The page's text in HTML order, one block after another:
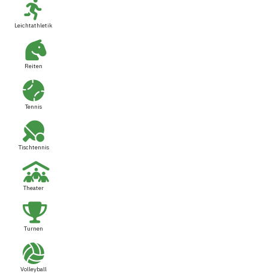
Leichtathletik
Reiten
Tennis
Tischtennis
Theater
Turnen
Volleyball